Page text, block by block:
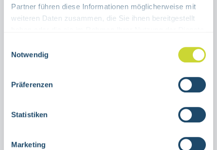
Partner führen diese Informationen möglicherweise mit
weiteren Daten zusammen, die Sie ihnen bereitgestellt
Notwendig
Präferenzen
Statistiken
Marketing
Löschschlauchzur Nutzung in
GrößenAluminiumASR A1.3 F002 ISO